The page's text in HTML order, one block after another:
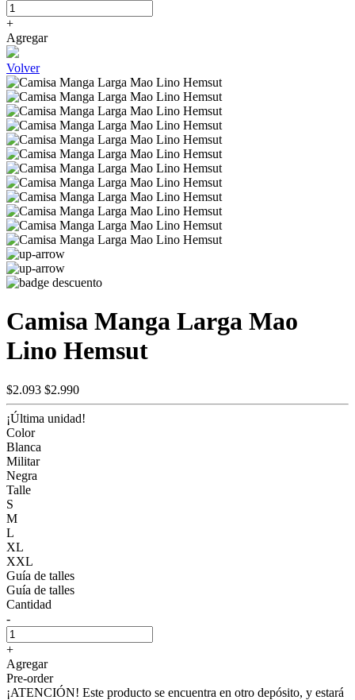
+
Agregar
Volver
Camisa Manga Larga Mao
Lino Hemsut
$2.093 $2.990
¡Última unidad!
Color
Blanca
Militar
Negra
Talle
S
M
L
XL
XXL
Guía de talles
Guía de talles
Cantidad
-
+
Agregar
Pre-order
¡ATENCIÓN! Este producto se encuentra en otro depósito, y estará